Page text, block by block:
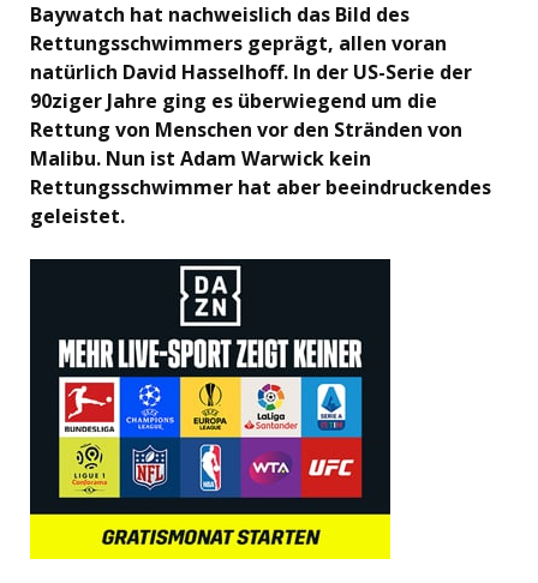
Baywatch hat nachweislich das Bild des
Rettungsschwimmers geprägt, allen voran
natürlich David Hasselhoff. In der US-Serie der
90ziger Jahre ging es überwiegend um die
Rettung von Menschen vor den Stränden von
Malibu. Nun ist Adam Warwick kein
Rettungsschwimmer hat aber beeindruckendes
geleistet.